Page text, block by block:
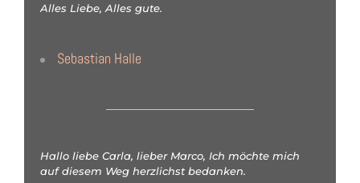
Alles Liebe, Alles gute.
Sebastian Halle
Hallo liebe Carla, lieber Marco, Ich möchte mich
auf diesem Weg herzlichst bedanken.